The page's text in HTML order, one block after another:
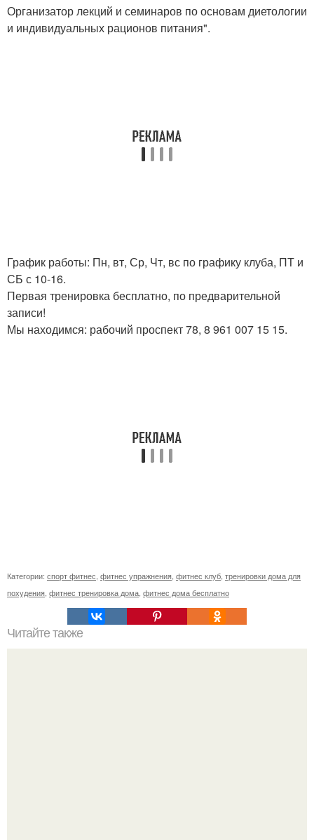
Организатор лекций и семинаров по основам диетологии
и индивидуальных рационов питания".
График работы: Пн, вт, Ср, Чт, вс по графику клуба, ПТ и
СБ с 10-16.
Первая тренировка бесплатно, по предварительной
записи!
Мы находимся: рабочий проспект 78, 8 961 007 15 15.
Категории: спорт фитнес фитнес упражнения фитнес клуб тренировки дома для
похудения фитнес тренировка дома фитнес дома бесплатно
Читайте также